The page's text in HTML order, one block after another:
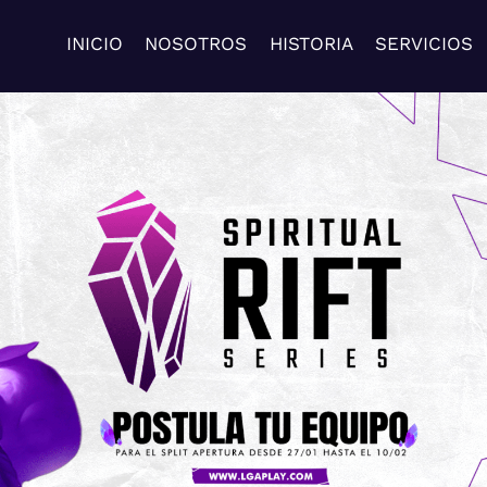
INICIO NOSOTROS HISTORIA SERVICIOS